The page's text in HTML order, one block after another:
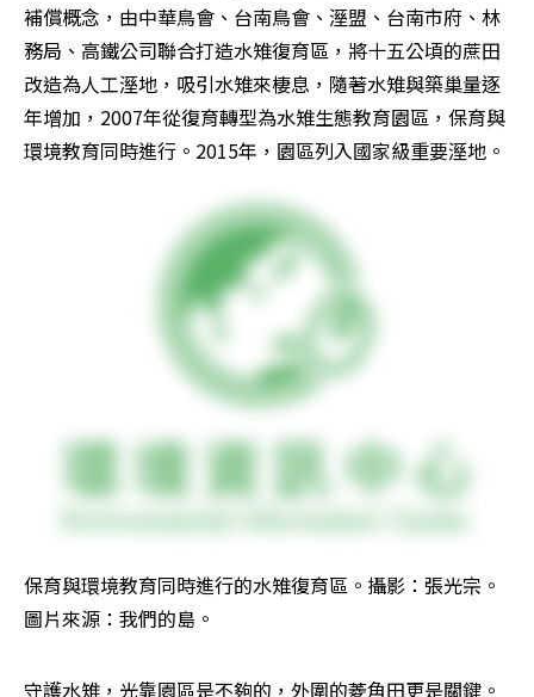
補償概念，由中華鳥會、台南鳥會、溼盟、台南市府、林
務局、高鐵公司聯合打造水雉復育區，將十五公頃的蔗田
改造為人工溼地，吸引水雉來棲息，隨著水雉與築巢量逐
年增加，2007年從復育轉型為水雉生態教育園區，保育與
環境教育同時進行。2015年，園區列入國家級重要溼地。
保育與環境教育同時進行的水雉復育區。攝影：張光宗。
圖片來源：我們的島。
守護水雉，光靠園區是不夠的，外圍的菱角田更是關鍵。